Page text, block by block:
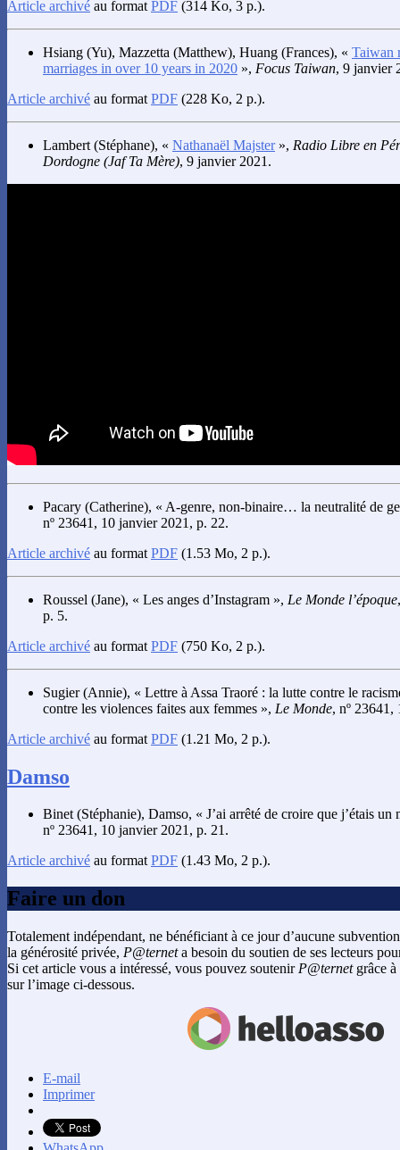
Article archivé au format PDF (314 Ko, 3 p.).
Hsiang (Yu), Mazzetta (Matthew), Huang (Frances), « Taiwan
marriages in over 10 years in 2020 », Focus Taiwan, 9 janvier
Article archivé au format PDF (228 Ko, 2 p.).
Lambert (Stéphane), « Nathanaël Majster», Radio Libre en
Dordogne (Jaf Ta Mère), 9 janvier 2021.
Pacary (Catherine), « A-genre, non-binaire… la neutralité de
nº 23641, 10 janvier 2021, p. 22.
Article archivé au format PDF (1.53 Mo, 2 p.).
Roussel (Jane), « Les anges d’Instagram », Le Monde l’époque
p. 5.
Article archivé au format PDF (750 Ko, 2 p.).
Sugier(Annie), « Lettre à Assa Traoré : la lutte contre le
contre les violences faites aux femmes », Le Monde, nº
Article archivé au format PDF (1.21 Mo, 2 p.).
Damso
Binet(Stéphanie), Damso, « J’ai arrêté de croire que j’étais
nº 23641, 10 janvier 2021, p. 21.
Article archivé au formatPDF (1.43 Mo, 2 p.).
Faire un don
Totalement indépendant, ne bénéficiant à ce jour d’aucune
la générosité privée, P@terneta besoin du soutien de ses lecteurs
Si cet article vous a intéressé, vous pouvez soutenir P@ternetgrâce à
sur l’image ci-dessous.
E-mail
Imprimer